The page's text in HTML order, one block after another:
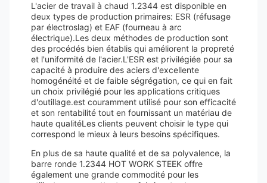
L'acier de travail à chaud 1.2344 est disponible en
deux types de production primaires: ESR (réfusage
par électroslag) et EAF (fourneau à arc
électrique).Les deux méthodes de production sont
des procédés bien établis qui améliorent la propreté
et l'uniformité de l'acier.L'ESR est privilégiée pour sa
capacité à produire des aciers d'excellente
homogénéité et de faible ségrégation, ce qui en fait
un choix privilégié pour les applications critiques
d'outillage.est couramment utilisé pour son efficacité
et son rentabilité tout en fournissant un matériau de
haute qualitéLes clients peuvent choisir le type qui
correspond le mieux à leurs besoins spécifiques.
En plus de sa haute qualité et de sa polyvalence, la
barre ronde 1.2344 HOT WORK STEEK offre
également une grande commodité pour les